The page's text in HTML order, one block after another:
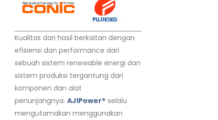
Kualitas dari hasil berkaitan dengan
efisiensi dan performance dari
sebuah sistem renewable energi dan
sistem produksi tergantung dari
komponen dan alat
penunjangnya. AJIPower® selalu
mengutamakan menggunakan